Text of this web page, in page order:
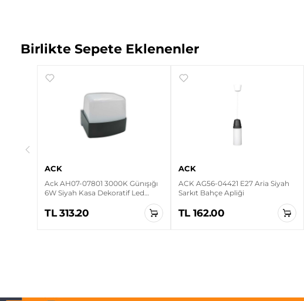
Birlikte Sepete Eklenenler
ACK
Ack AH07-07801 3000K Günışığı
6W Siyah Kasa Dekoratif Led
TL 313.20
ACK
ACK AG56-04421 E27 Aria Siyah
Sarkıt Bahçe Apliği
TL 162.00